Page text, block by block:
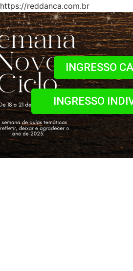
https://reddanca.com.br
INGRESSO
INGRESSO